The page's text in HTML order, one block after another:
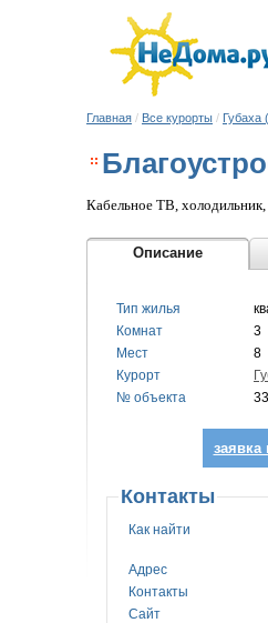
Главная / Все курорты / Губаха
Кабельное ТВ,
Описание
Тип жилья
Комнат
3
Мест
8
Курорт
№ объекта
заявка
Контакты
Как найти
Адрес
Контакты
Сайт